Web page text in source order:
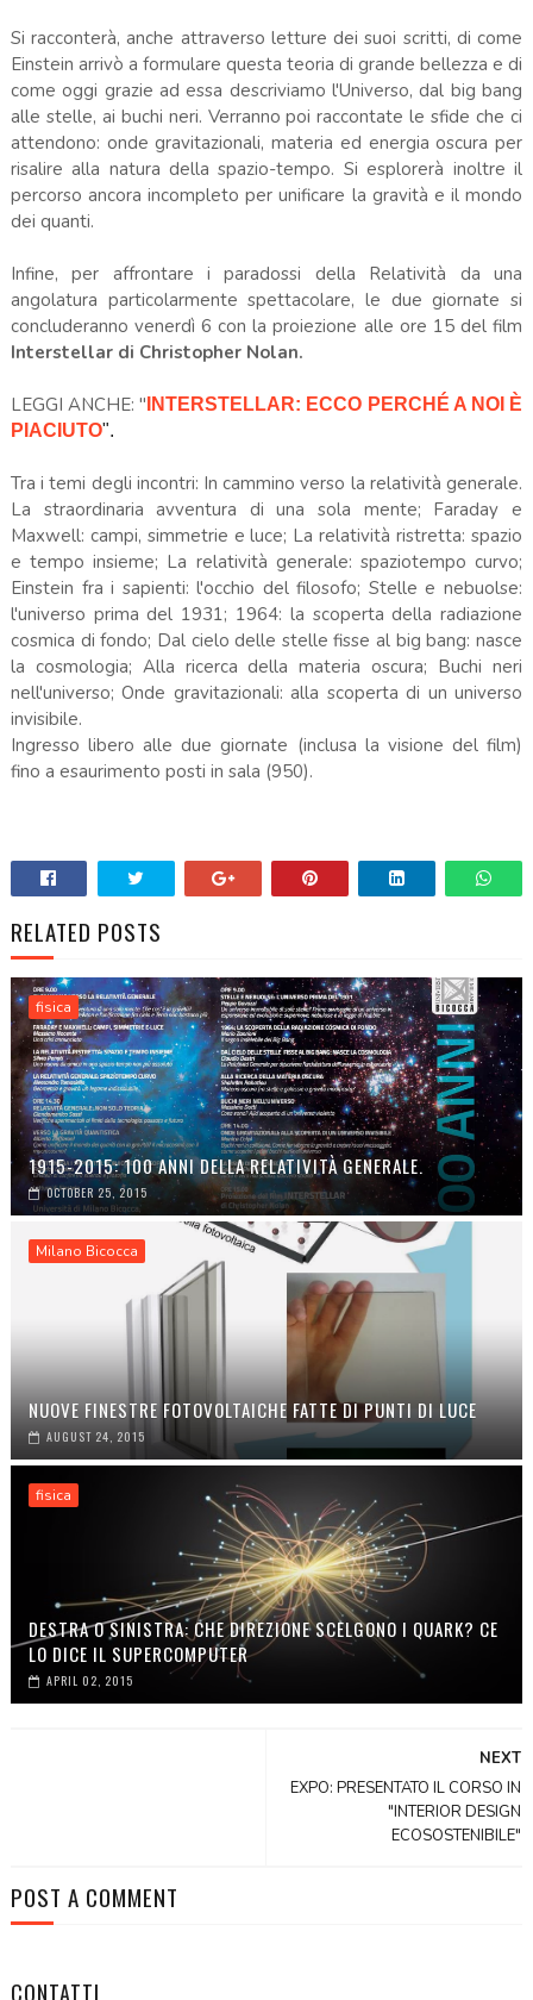
Si racconterà, anche attraverso letture dei suoi scritti, di come
Einstein arrivò a formulare questa teoria di grande bellezza e di
come oggi grazie ad essa descriviamo l'Universo, dal big bang
alle stelle, ai buchi neri. Verranno poi raccontate le sfide che ci
attendono: onde gravitazionali, materia ed energia oscura per
risalire alla natura della spazio-tempo. Si esplorerà inoltre il
percorso ancora incompleto per unificare la gravità e il mondo
dei quanti.
Infine, per affrontare i paradossi della Relatività da una
angolatura particolarmente spettacolare, le due giornate si
concluderanno venerdì 6 con la proiezione alle ore 15 del film
Interstellar di Christopher Nolan.
LEGGI ANCHE: " INTERSTELLAR: ECCO PERCHÉ A NOI È
PIACIUTO".
Tra i temi degli incontri: In cammino verso la relatività generale.
La straordinaria avventura di una sola mente; Faraday e
Maxwell: campi, simmetrie e luce; La relatività ristretta: spazio
e tempo insieme; La relatività generale: spaziotempo curvo;
Einstein fra i sapienti: l'occhio del filosofo; Stelle e nebuolse:
l'universo prima del 1931; 1964: la scoperta della radiazione
cosmica di fondo; Dal cielo delle stelle ­fisse al big bang: nasce
la cosmologia; Alla ricerca della materia oscura; Buchi neri
nell'universo; Onde gravitazionali: alla scoperta di un universo
invisibile.
Ingresso libero alle due giornate (inclusa la visione del film)
fino a esaurimento posti in sala (950).
RELATED POSTS
fisica
1915-2015: 100 ANNI DELLA RELATIVITÀ GENERALE.
OCTOBER 25, 2015
Milano Bicocca
NUOVE FINESTRE FOTOVOLTAICHE FATTE DI PUNTI DI LUCE
AUGUST 24, 2015
fisica
DESTRA O SINISTRA: CHE DIREZIONE SCELGONO I QUARK? CE
LO DICE IL SUPERCOMPUTER
APRIL 02, 2015
NEXT
EXPO: PRESENTATO IL CORSO IN
"INTERIOR DESIGN
ECOSOSTENIBILE"
POST A COMMENT
CONTATTI